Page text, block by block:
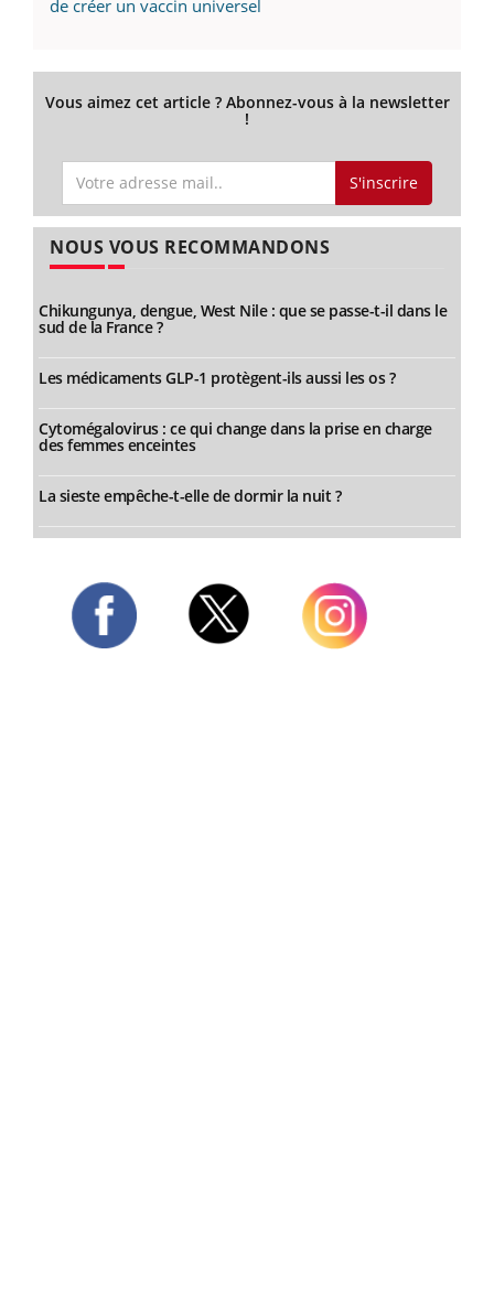
de créer un vaccin universel
Vous aimez cet article ? Abonnez-vous à la newsletter
!
S'inscrire
NOUS VOUS RECOMMANDONS
Chikungunya, dengue, West Nile : que se passe-t-il dans le
sud de la France ?
Les médicaments GLP-1 protègent-ils aussi les os ?
Cytomégalovirus : ce qui change dans la prise en charge
des femmes enceintes
La sieste empêche-t-elle de dormir la nuit ?